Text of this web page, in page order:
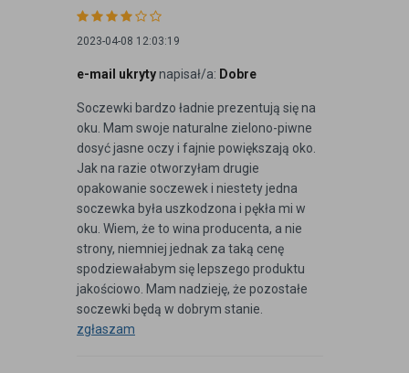
2023-04-08 12:03:19
e-mail ukrytynapisał/a: Dobre
Soczewki bardzo ładnie prezentują się na
oku. Mam swoje naturalne zielono-piwne
dosyć jasne oczy i fajnie powiększają oko.
Jak na razie otworzyłam drugie
opakowanie soczewek i niestety jedna
soczewka była uszkodzona i pękła mi w
oku. Wiem, że to wina producenta, a nie
strony, niemniej jednak za taką cenę
spodziewałabym się lepszego produktu
jakościowo. Mam nadzieję, że pozostałe
soczewki będą w dobrym stanie.
zgłaszam